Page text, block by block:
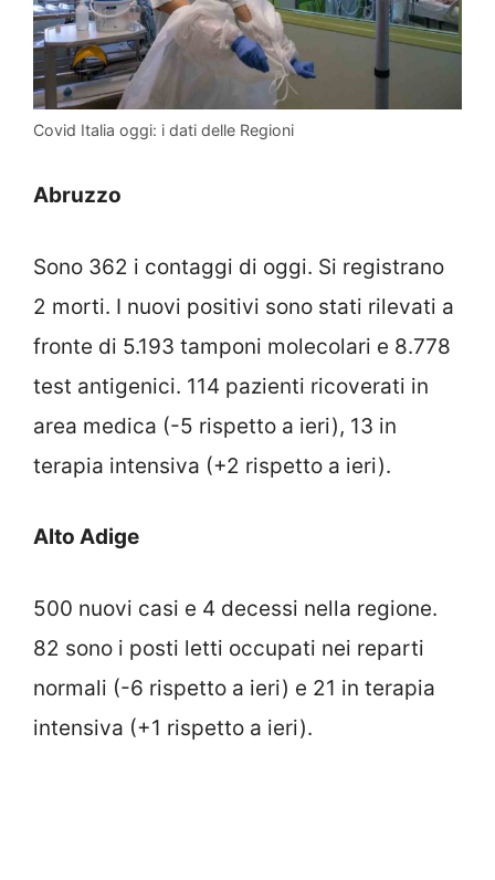
Covid Italia oggi: i dati delle Regioni
Abruzzo
Sono 362 i contaggi di oggi. Si registrano
2 morti. I nuovi positivi sono stati rilevati a
fronte di 5.193 tamponi molecolari e 8.778
test antigenici. 114 pazienti ricoverati in
area medica (-5 rispetto a ieri), 13 in
terapia intensiva (+2 rispetto a ieri).
Alto Adige
500 nuovi casi e 4 decessi nella regione.
82 sono i posti letti occupati nei reparti
normali (-6 rispetto a ieri) e 21 in terapia
intensiva (+1 rispetto a ieri).